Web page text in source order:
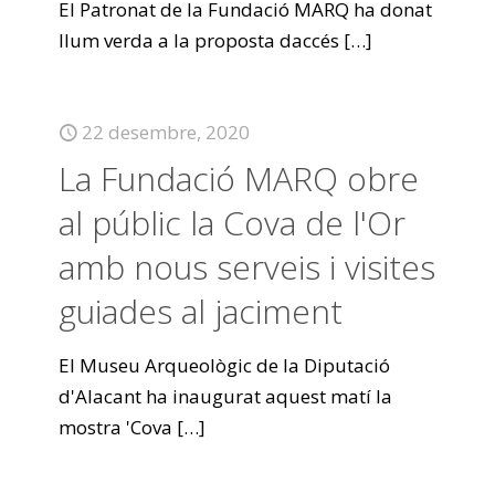
El Patronat de la Fundació MARQ ha donat
llum verda a la proposta daccés […]
22 desembre, 2020
La Fundació MARQ obre
al públic la Cova de l'Or
amb nous serveis i visites
guiades al jaciment
El Museu Arqueològic de la Diputació
d'Alacant ha inaugurat aquest matí la
mostra 'Cova […]